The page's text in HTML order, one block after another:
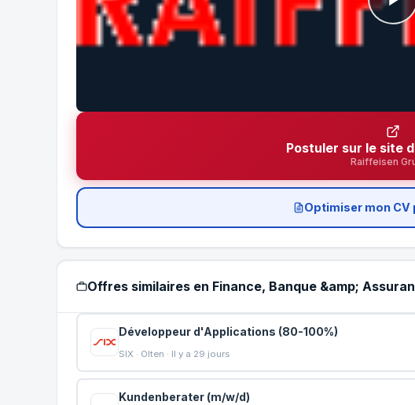
Postuler sur le site
Raiffeisen
Optimiser mon CV
Offres similaires en Finance, Banque &amp;
Développeur d'Applications (80-100%)
SIX · Olten · Il y a 29 jours
Kundenberater (m/w/d)